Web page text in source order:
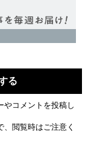
る
やコメントを投稿し
閲覧時はご注意く